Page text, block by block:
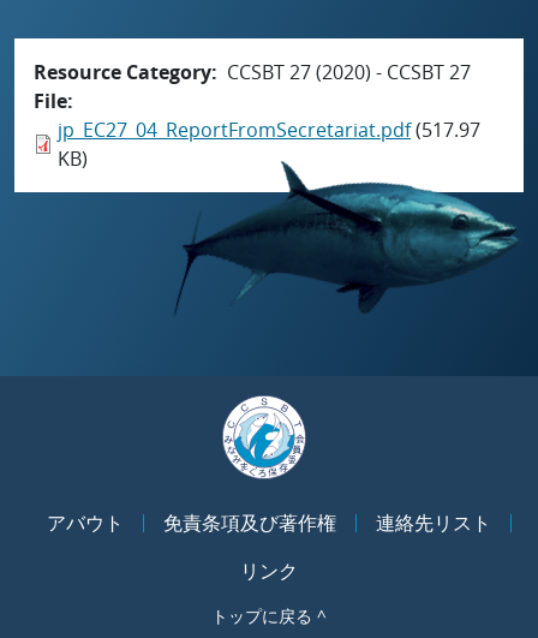
Resource Category
CCSBT 27 (2020) - CCSBT 27
File
jp_EC27_04_ReportFromSecretariat.pdf(517.97
KB)
アバウト 免責条項及び著作権
連絡先リスト
リンク
トップに戻る ^